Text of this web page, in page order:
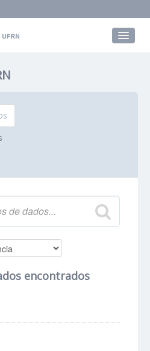
encontrados